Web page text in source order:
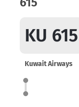
KU 615
Kuwait Airways